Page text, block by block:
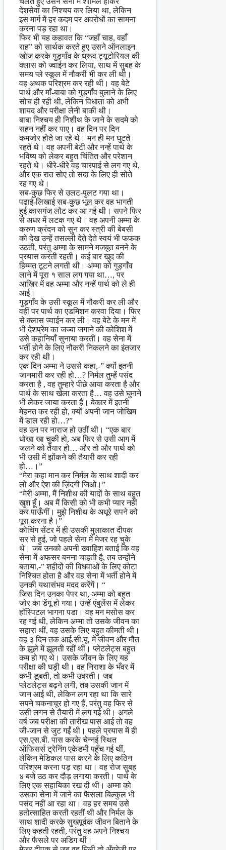
देशसेवा का निश्चय कर लिया था, लेकिन
इस मार्ग में हर कदम पर अवरोधों का सामना
करना पड़ रहा था।
फिर भी यह कहावत कि “जहाँ चाह, वहाँ
राह” को सार्थक करते हुए उसने ऑनलाइन
खोज करके गुड़गाँव के ध्रूव ट्यूटोरियल की
क्लास को ज्वाईन कर लिया, साथ में सुबह के
समय प्ले स्कूल में नौकरी भी कर ली थी।
वह अथक परिश्रम कर रही थी। वह बेटे
पार्थ और माँ-बाबा को गुड़गाँव बुलाने के लिए
सोच ही रही थी, लेकिन विधाता को अभी
शायद और परीक्षा लेनी बाकी थी।
बाबा निश्चय ही निशीथ के जाने के सदमे को
सहन नहीं कर पाए। वह दिन पर दिन
कमजोर होते जा रहे थे। मन ही मन घुटते
रहते थे। वह अपनी बेटी और नन्हें पार्थ के
भविष्य को लेकर बहुत चिंतित और परेशान
रहते थे। धीरे-धीरे वह चारपाई से लग गए थे,
और एक रात सोए तो सदा के लिए ही सोते
रह गए थे।
सब-कुछ फिर से उलट-पुलट गया था।
पढाई-लिखाई सब-कुछ भूल कर वह भागती
हुई कासगंज लौट कर आ गई थी। सपने फिर
से अधर में लटक गए थे। वह अपनी अम्मा के
करुण क्रंदन को सुन कर स्त्री की बेबसी
को देख उन्हें तसल्ली देते देते स्वयं भी फफक
उठती, परंतु अम्मा के सामने मजबूत बनने के
प्रयास करती रहती। कई बार खुद की
हिम्मत टूटने लगती थी। अम्मा को गुड़गाँव
लाने में पूरा १ साल लग गया था…, पर
आखिर में वह अम्मा और नन्हें पार्थ को ले ही
आई।
गुड़गाँव के उसी स्कूल में नौकरी कर ली और
वहीं पर पार्थ का एडमिशन करवा दिया। फिर
से क्लास ज्वाईन कर ली। वह बेटे के मन में
भी देशप्रेम का जज्बा जगाने की कोशिश में
उसे कहानियाँ सुनाया करतीं। वह सेना में
भर्ती होने के लिए नौकरी निकलने का इंतजार
कर रही थी।
एक दिन अम्मा ने उससे कहा,-” क्यों इतनी
जानमारी कर रही हो…? निर्मल तुम्हें पसंद
करता है , वह तुम्हारे पीछे आया करता है और
पार्थ के साथ खेला करता है… वह उसे घुमाने
भी लेकर जाया करता है। बेकार में इतनी
मेहनत कर रही हो, क्यों अपनी जान जोखिम
में डाल रही हो…?”
वह उन पर नाराज हो उठीं थी। “एक बार
धोखा खा चुकी हो, अब फिर से उसी आग में
जलने को तैयार हो… और तो और पार्थ को
भी उसी में झोंकने की तैयारी कर रही
हो…।”
“मेरा कहा मान कर निर्मल के साथ शादी कर
लो और ऐश की ज़िंदगी जिओ।”
“मेरी अम्मा, मैं निशीथ की यादों के साथ बहुत
खुश हूँ। अब मैं किसी को भी कभी प्यार नहीं
कर पाऊँगीं। मुझे निशीथ के अधूरे सपने को
पूरा करना है।”
कोचिंग सेंटर में ही उसकी मुलाकात दीपक
सर से हुई, जो पहले सेना में मेजर रह चुके
थे। जब उनको अपनी ख्वाहिश बताई कि वह
सेना में अफसर बनना चाहती है, तब उन्होंने
बताया,-” शहीदों की विधवाओं के लिए कोटा
निश्चित होता है और वह सेना में भर्ती होने में
उनकी यथासंभव मदद करेंगें। “
जिस दिन उनका पेपर था, अम्मा को बहुत
जोर का डेंगू हो गया। उन्हें एंबुलेंस में लेकर
हॉस्पिटल भागना पडा। वह मन मसोस कर
रह गई थी, लेकिन अम्मा तो उसके जीवन का
सहारा थीं, वह उसके लिए बहुत कीमती थी।
वह ३ दिन तक आई.सी.यू. में जीवन और मौत
के झूले में झूलती रहीं थीं। प्लेटलेट्स बहुत
कम हो गए थे। उसके जीवन के लिए यह
परीक्षा की घड़ी थी। वह निराशा के भँवर में
कभी डूबती, तो कभी उबरती। जब
प्लेटलेट्स बढ़ने लगी, तब उसकी जान में
जान आई थी, लेकिन लग रहा था कि सारे
सपने चकनाचूर हो गए हैं, परंतु वह फिर से
उसी लगन से तैयारी में लग गई थी। अगले
वर्ष जब परीक्षा की तारीख पास आई तो वह
जी-जान से जुट गईं थी। पहले प्रयास में ही
एस.एस.बी. पास करके चेन्नई स्थित
ऑफिसर्स ट्रेनिंग एकेडमी पहुँच गई थीं,
लेकिन मेडिकल पास करने के लिए कठिन
परिश्रम करना पड़ रहा था। वह रोज सुबह
४ बजे उठ कर दौड़ लगाया करती। पार्थ के
लिए एक सहायिका रख दी थी। अम्मा को
उसका सेना में जाने का फैसला बिल्कुल भी
पसंद नहीं आ रहा था। वह हर समय उसे
हतोत्साहित करती रहतीं थी और निर्मल के
साथ शादी करके सुखपूर्वक जीवन बिताने के
लिए कहती रहती, परंतु वह अपने निश्चय
और फैसले पर अडिग थी।